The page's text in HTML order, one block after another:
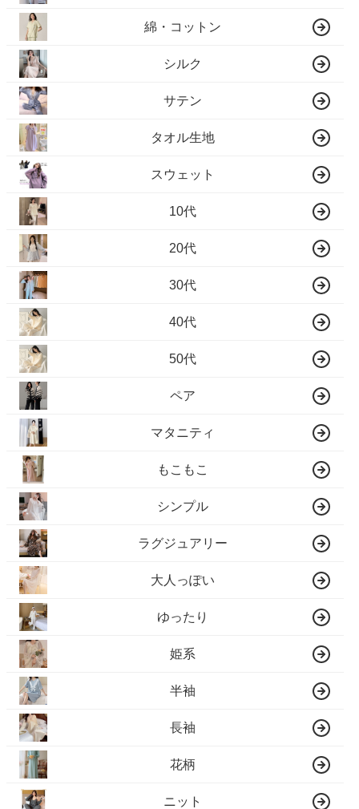
綿・コットン
シルク
サテン
タオル生地
スウェット
10代
20代
30代
40代
50代
ペア
マタニティ
もこもこ
シンプル
ラグジュアリー
大人っぽい
ゆったり
姫系
半袖
長袖
花柄
ニット